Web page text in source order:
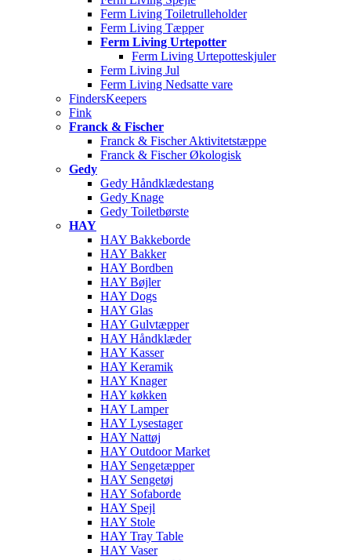
Ferm Living Toiletrulleholder
Ferm Living Tæpper
Ferm Living Urtepotter
Ferm Living Urtepotteskjuler
Ferm Living Jul
Ferm Living Nedsatte vare
FindersKeepers
Fink
Franck & Fischer
Franck & Fischer Aktivitetstæppe
Franck & Fischer Økologisk
Gedy
Gedy Håndklædestang
Gedy Knage
Gedy Toiletbørste
HAY
HAY Bakkeborde
HAY Bakker
HAY Bordben
HAY Bøjler
HAY Dogs
HAY Glas
HAY Gulvtæpper
HAY Håndklæder
HAY Kasser
HAY Keramik
HAY Knager
HAY køkken
HAY Lamper
HAY Lysestager
HAY Nattøj
HAY Outdoor Market
HAY Sengetæpper
HAY Sengetøj
HAY Sofaborde
HAY Spejl
HAY Stole
HAY Tray Table
HAY Vaser